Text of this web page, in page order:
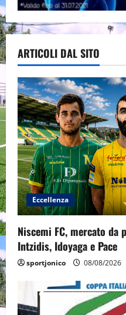
ARTICOLI DAL SITO
Eccellenza
Niscemi FC, mercato
Intzidis, Idoyaga e Pace
sportjonico 08/08/2026